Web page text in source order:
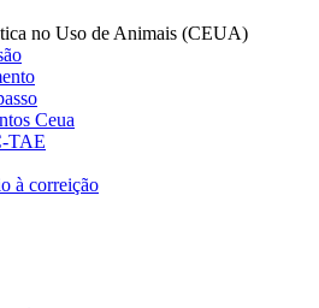
no Uso de Animais (CEUA)
Ceua
TAE
à correição